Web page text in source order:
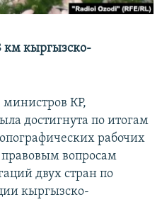
км кыргызско-
министров КР,
достигнута по итогам
рабочих
правовым вопросам
двух стран по
кыргызско-